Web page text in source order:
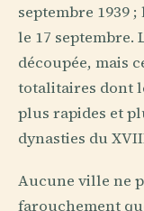
septembre 1939
le 17 septembre.
découpée, mais
totalitaires dont
plus rapides et
dynasties du
Aucune ville ne
farouchement